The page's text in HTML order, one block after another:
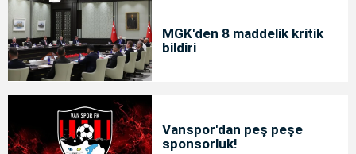
MGK'den 8 maddelik kritik
bildiri
Vanspor'dan peş peşe
sponsorluk!